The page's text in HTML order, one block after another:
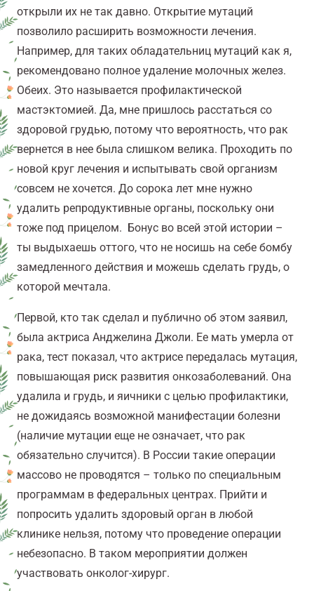
открыли их не так давно. Открытие мутаций
позволило расширить возможности лечения.
Например, для таких обладательниц мутаций как я,
рекомендовано полное удаление молочных желез.
Обеих. Это называется профилактической
мастэктомией. Да, мне пришлось расстаться со
здоровой грудью, потому что вероятность, что рак
вернется в нее была слишком велика. Проходить по
новой круг лечения и испытывать свой организм
совсем не хочется. До сорока лет мне нужно
удалить репродуктивные органы, поскольку они
тоже под прицелом. Бонус во всей этой истории –
ты выдыхаешь оттого, что не носишь на себе бомбу
замедленного действия и можешь сделать грудь, о
которой мечтала.
Первой, кто так сделал и публично об этом заявил,
была актриса Анджелина Джоли. Ее мать умерла от
рака, тест показал, что актрисе передалась мутация,
повышающая риск развития онкозаболеваний. Она
удалила и грудь, и яичники с целью профилактики,
не дожидаясь возможной манифестации болезни
(наличие мутации еще не означает, что рак
обязательно случится). В России такие операции
массово не проводятся – только по специальным
программам в федеральных центрах. Прийти и
попросить удалить здоровый орган в любой
клинике нельзя, потому что проведение операции
небезопасно. В таком мероприятии должен
участвовать онколог-хирург.